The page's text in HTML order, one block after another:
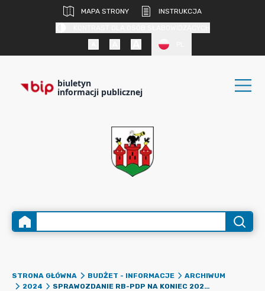
MAPA STRONY
INSTRUKCJA
biuletyn
informacji publicznej
STRONA GŁÓWNA BUDŻET - INFORMACJE
ARCHIWUM
2024
SPRAWOZDANIE RB-PDP NA KONIEC 2024R.